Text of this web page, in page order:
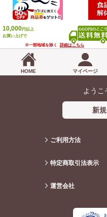
10,000円以上
お買い上げで
※一部地域を除く
詳細はこちら
HOME マイページ
ようこ
新
ご利用方法
特定商取引法表示
運営会社